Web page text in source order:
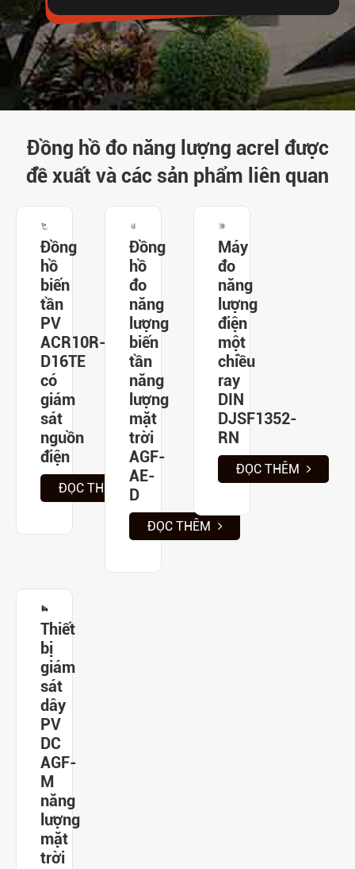
Đồng hồ đo năng lượng acrel được
đề xuất và các sản phẩm liên quan
Đồng
hồ
biến
tần
PV
ACR10R-
D16TE
có
giám
sát
nguồn
điện
ĐỌC THÊM
Đồng
hồ
đo
năng
lượng
biến
tần
năng
lượng
mặt
trời
AGF-
AE-
D
ĐỌC THÊM
Máy
đo
năng
lượng
điện
một
chiều
ray
DIN
DJSF1352-
RN
ĐỌC THÊM
Thiết
bị
giám
sát
dây
PV
DC
AGF-
M
năng
lượng
mặt
trời